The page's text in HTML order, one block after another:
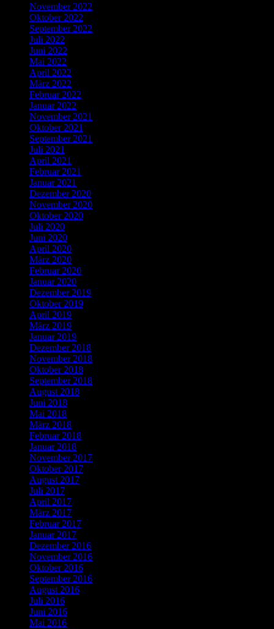
November 2022
Oktober 2022
September 2022
Juli 2022
Juni 2022
Mai 2022
April 2022
März 2022
Februar 2022
Januar 2022
November 2021
Oktober 2021
September 2021
Juli 2021
April 2021
Februar 2021
Januar 2021
Dezember 2020
November 2020
Oktober 2020
Juli 2020
Juni 2020
April 2020
März 2020
Februar 2020
Januar 2020
Dezember 2019
Oktober 2019
April 2019
März 2019
Januar 2019
Dezember 2018
November 2018
Oktober 2018
September 2018
August 2018
Juni 2018
Mai 2018
März 2018
Februar 2018
Januar 2018
November 2017
Oktober 2017
August 2017
Juli 2017
April 2017
März 2017
Februar 2017
Januar 2017
Dezember 2016
November 2016
Oktober 2016
September 2016
August 2016
Juli 2016
Juni 2016
Mai 2016